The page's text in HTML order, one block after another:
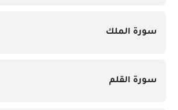
سورة الملك
سورة القلم